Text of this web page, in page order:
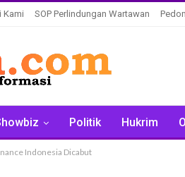
Kami SOP Perlindungan Wartawan
Politik Hukrim
Indonesia Dicabut